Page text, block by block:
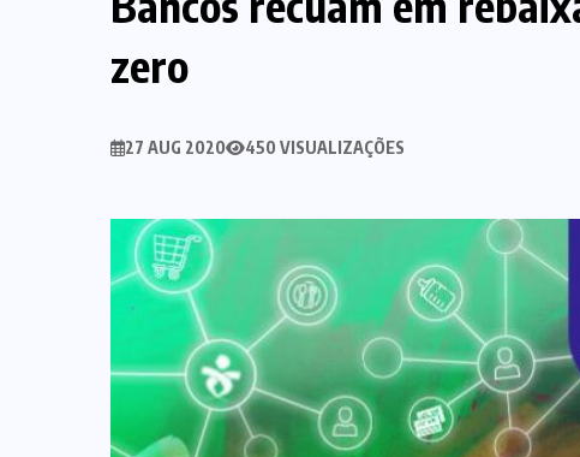
zero
27 AUG 2020 450 VISUALIZAÇÕES